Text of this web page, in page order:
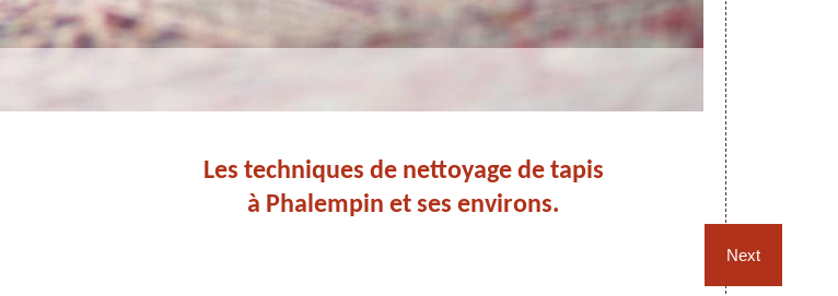
Les techniques de nettoyage de tapis
à Phalempin et ses environs.
Next